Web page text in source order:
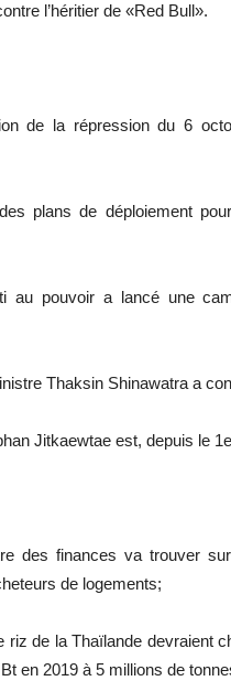
l’héritier de «Red Bull».
de la répression du 6
plans de déploiement
au pouvoir a lancé une
Thaksin Shinawatra a
Jitkaewtae est, depuis le
des finances va trouver
de logements;
riz de la Thaïlande devraient
en 2019 à 5 millions de